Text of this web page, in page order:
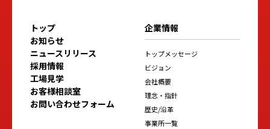
トップ
お知らせ
ニュースリリース
採用情報
工場見学
お客様相談室
お問い合わせフォーム
企業情報
トップメッセージ
ビジョン
会社概要
理念・指針
歴史/沿革
事業所一覧